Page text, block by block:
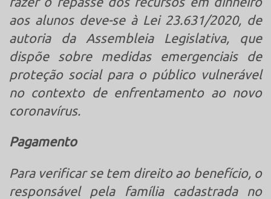
aos alunos deve-se à Lei 23.631/2020, de
autoria da Assembleia Legislativa, que
dispõe sobre medidas emergenciais de
proteção social para o público vulnerável
no contexto de enfrentamento ao novo
coronavírus.
Pagamento
Para verificar se tem direito ao benefício, o
responsável pela família cadastrada no